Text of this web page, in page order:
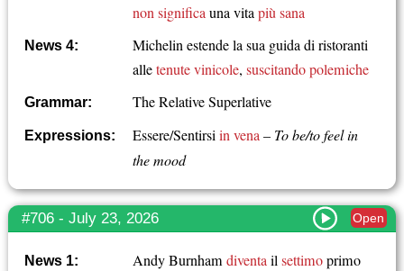
non significauna vitapiù sana
News 4:
Michelin estende la sua guida di ristoranti
alletenute vinicole,suscitando polemiche
Grammar: The Relative Superlative
Expressions: Essere/Sentirsiin vena– To be/to feel in
the mood
#706 - July 23, 2026 Open
News 1: Andy Burnhamdiventailsettimoprimo